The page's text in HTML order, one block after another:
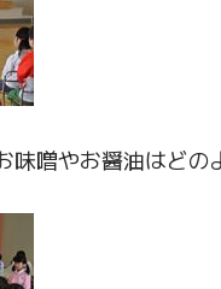
味噌やお醤油はどの